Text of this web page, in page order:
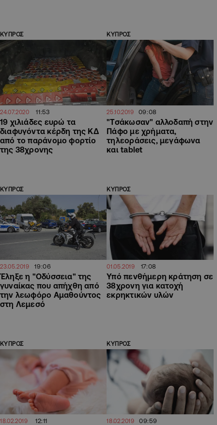
ΚΥΠΡΟΣ
24.07.2020 11:53
19 χιλιάδες ευρώ τα
διαφυγόντα κέρδη της ΚΔ
από το παράνομο φορτίο
της 38χρονης
ΚΥΠΡΟΣ
25.10.2019 09:08
"Τσάκωσαν" αλλοδαπή στην
Πάφο με χρήματα,
τηλεοράσεις, μεγάφωνα
και tablet
ΚΥΠΡΟΣ
23.05.2019 19:06
Έληξε η "Οδύσσεια" της
γυναίκας που απήχθη από
την λεωφόρο Αμαθούντος
στη Λεμεσό
ΚΥΠΡΟΣ
01.05.2019 17:08
Υπό πενθήμερη κράτηση σε
38χρονη για κατοχή
εκρηκτικών υλών
ΚΥΠΡΟΣ
18.02.2019 12:11
ΚΥΠΡΟΣ
18.02.2019 09:59